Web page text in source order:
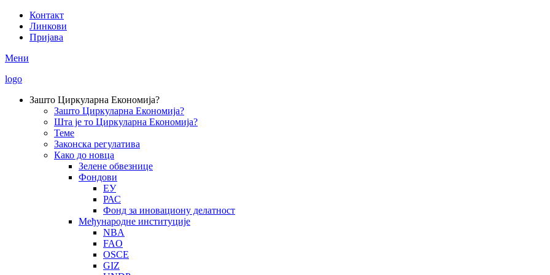
Skip
main
Secondary
Menu
Контакт
Линкови
Пријава
Мени
logo
navigation
Зашто Циркуларна Економија?
Зашто Циркуларна Економија?
Шта је то Циркуларна Економија?
Теме
Законска регулатива
Како до новца
Зелене обвезнице
Фондови
ЕУ
РАС
Фонд за иновациону делатност
Међународне институције
NBA
FAO
OSCE
GIZ